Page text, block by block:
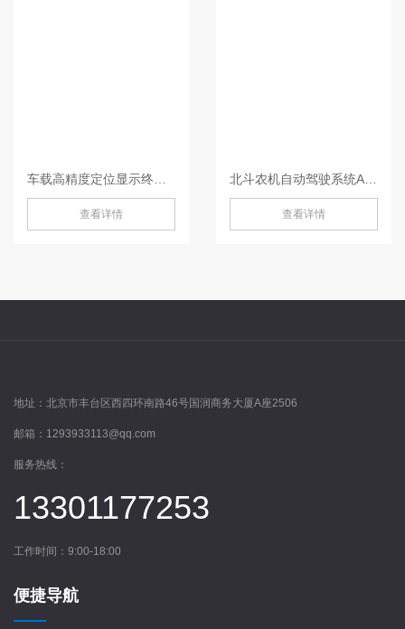
查看详情 查看详情
地址： 北京市丰台区西四环南路46号国润商务大厦A座2506
邮箱： 1293933113@qq.com
服务热线：
13301177253
工作时间：9:00-18:00
便捷导航